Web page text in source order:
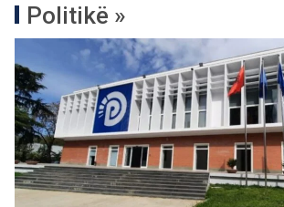
Politikë »